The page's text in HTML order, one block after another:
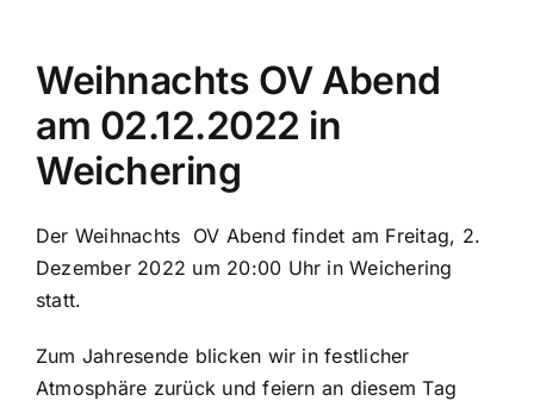
Weihnachts OV Abend
am 02.12.2022 in
Weichering
Der Weihnachts OV Abend findet am Freitag, 2.
Dezember 2022 um 20:00 Uhr in Weichering
statt.
Zum Jahresende blicken wir in festlicher
Atmosphäre zurück und feiern an diesem Tag